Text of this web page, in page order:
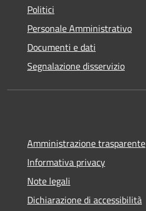
Politici
Personale Amministrativo
Documenti e dati
Segnalazione disservizio
Amministrazione trasparente
Informativa privacy
Note legali
Dichiarazione di accessibilità